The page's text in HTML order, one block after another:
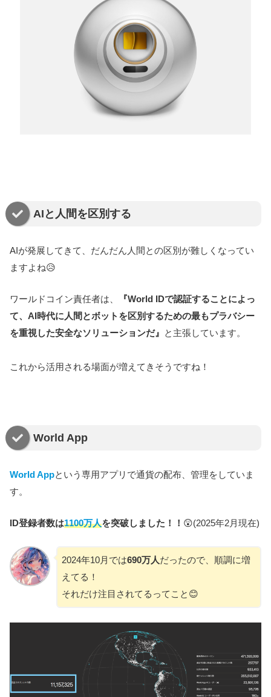
AIと人間を区別する
AIが発展してきて、だんだん人間との区別が難しくなってい
ますよね😥
ワールドコイン責任者は、
『World IDで認証することによっ
て、AI時代に人間とボットを区別するための最もプラバシー
を重視した安全なソリューションだ』 と主張しています。
これから活用される場面が増えてきそうですね！
World App
World Appという専用アプリで通貨の配布、管理をしていま
す。
ID登録者数は1100万人を突破しました！！ 😲(2025年2月現在)
2024年10月では690万人だったので、順調に増
えてる！
それだけ注目されてるってこと😊